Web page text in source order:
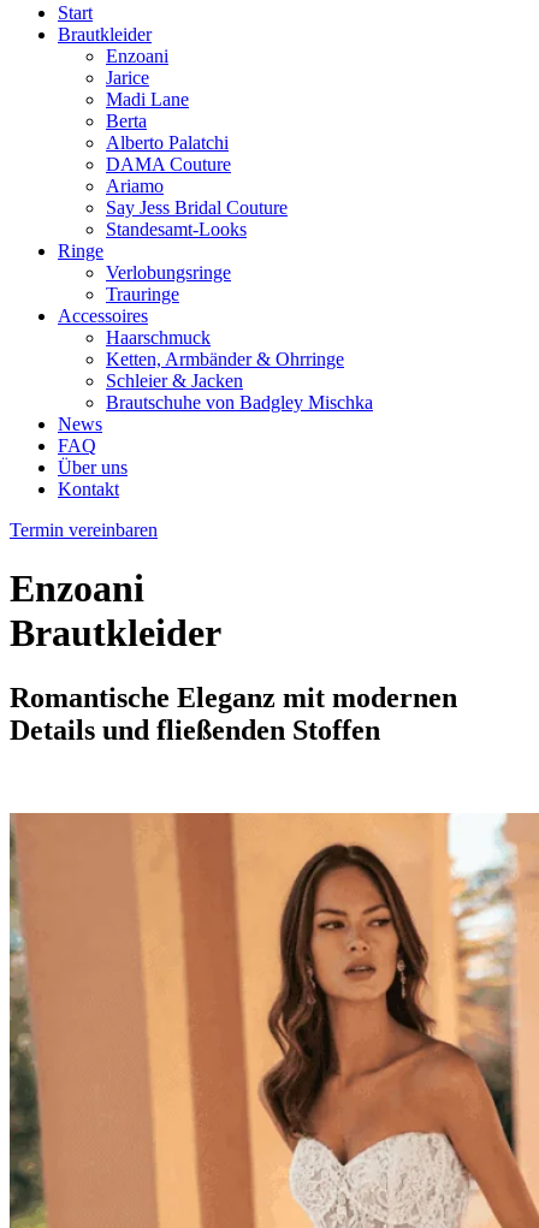
Start
Brautkleider
Enzoani
Jarice
Madi Lane
Berta
Alberto Palatchi
DAMA Couture
Ariamo
Say Jess Bridal Couture
Standesamt-Looks
Ringe
Verlobungsringe
Trauringe
Accessoires
Haarschmuck
Ketten, Armbänder & Ohrringe
Schleier & Jacken
Brautschuhe von Badgley Mischka
News
FAQ
Über uns
Kontakt
Termin vereinbaren
Enzoani
Brautkleider
Romantische Eleganz mit modernen
Details und fließenden Stoffen